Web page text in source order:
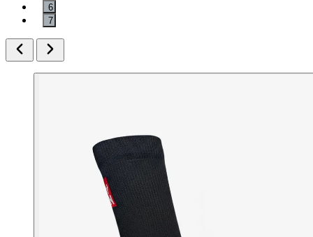
6
7